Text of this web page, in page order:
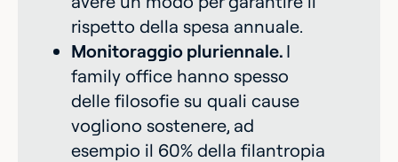
rispetto della spesa annuale.
Monitoraggio pluriennale. I
family office hanno spesso
delle filosofie su quali cause
vogliono sostenere, ad
esempio il 60% della filantropia